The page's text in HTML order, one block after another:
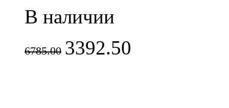
В наличии
6785.00 3392.50